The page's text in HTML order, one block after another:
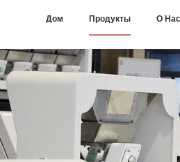
Дом Продукты О Нас